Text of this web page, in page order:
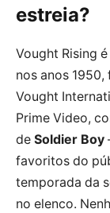
estreia?
Vought Rising
nos anos
Vought
Prime Video,
de Soldier Boy
favoritos do
temporada da
no elenco.